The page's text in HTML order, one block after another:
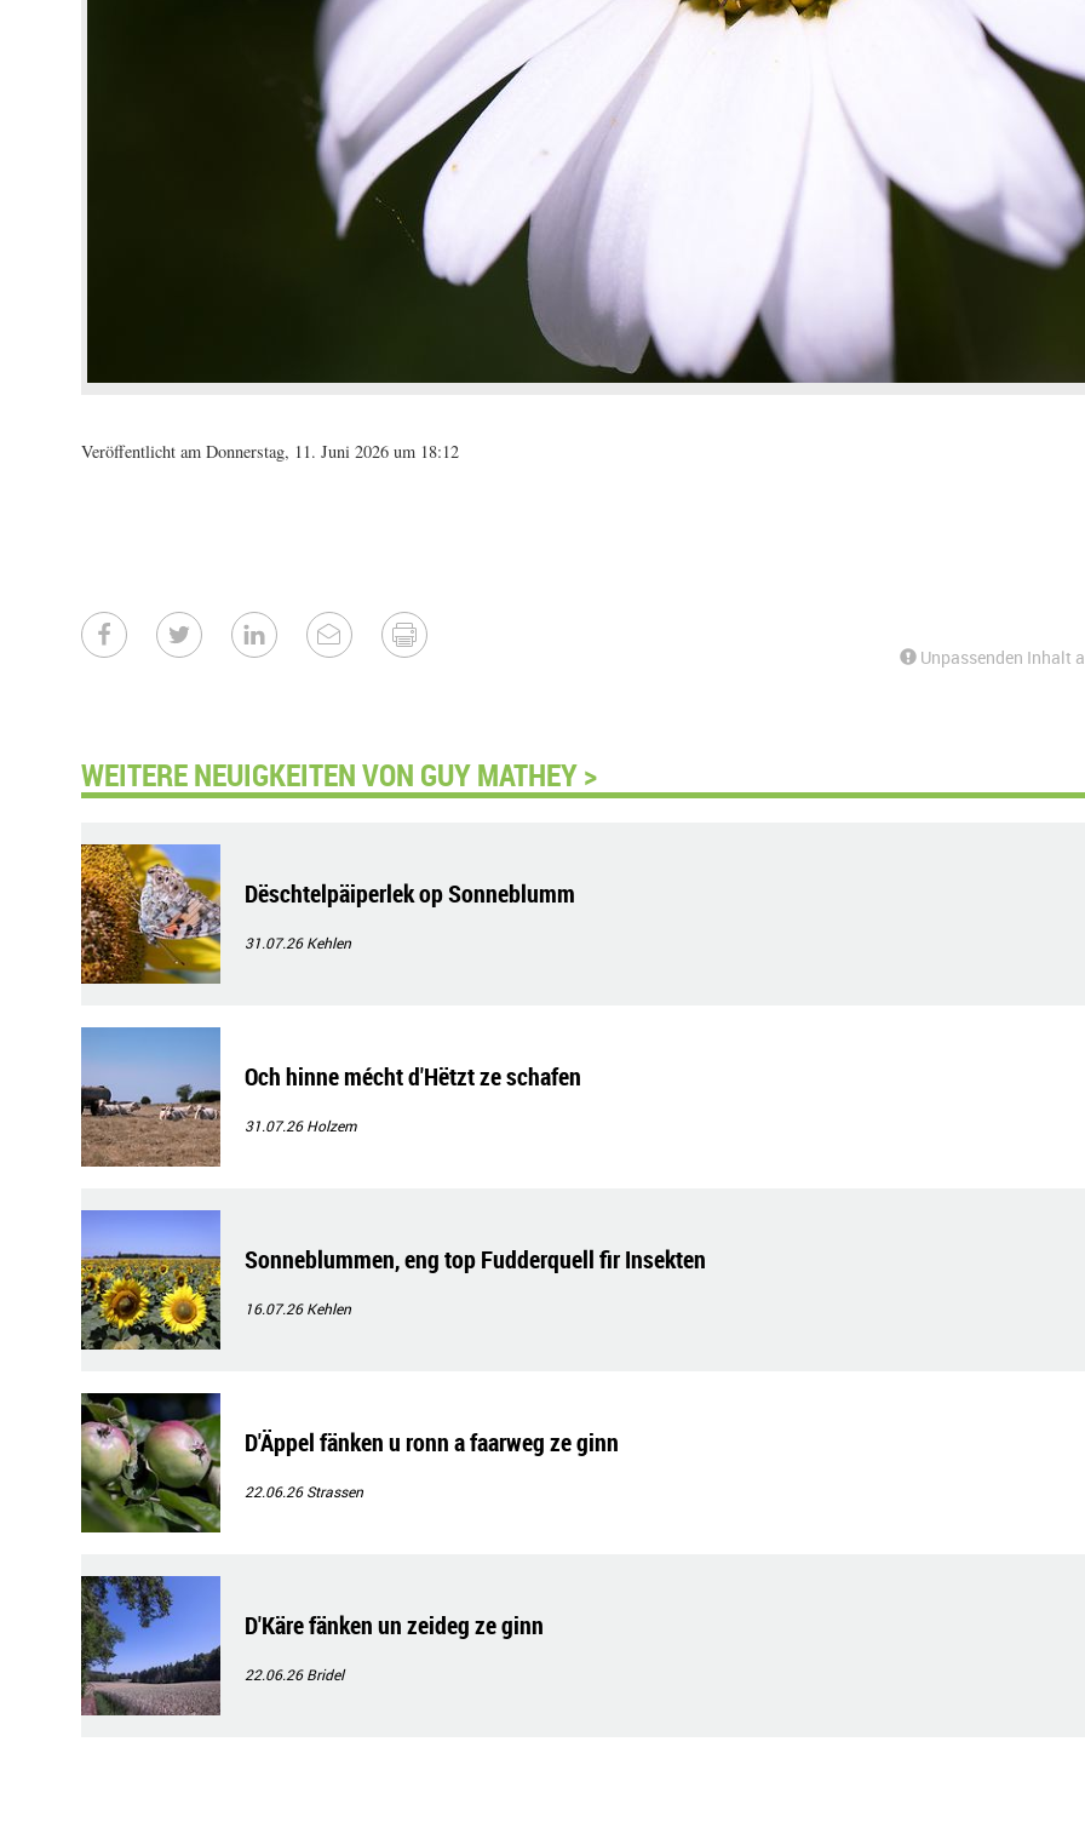
Veröffentlicht am Donnerstag, 11. Juni 2026 um 18:12
Unpassenden Inhalt
WEITERE NEUIGKEITEN VON GUY MATHEY >
Dëschtelpäiperlek op Sonneblumm
31.07.26Kehlen
Och hinne mécht d'Hëtzt ze schafen
31.07.26Holzem
Sonneblummen, eng top Fudderquell fir Insekten
16.07.26Kehlen
D'Äppel fänken u ronn a faarweg ze ginn
22.06.26Strassen
D'Käre fänken un zeideg ze ginn
22.06.26Bridel